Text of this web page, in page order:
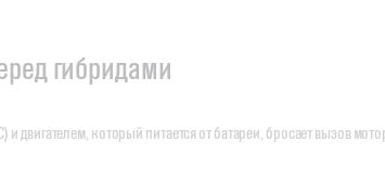
гибридами
двигателем, который питается от батареи, бросает вызов